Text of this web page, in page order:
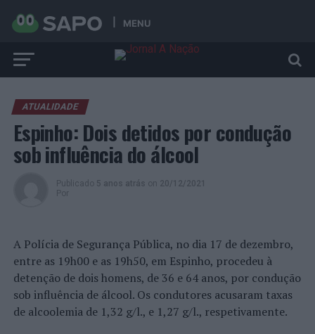
MENU
ATUALIDADE
Espinho: Dois detidos por condução
sob influência do álcool
Publicado 5 anos atrás on 20/12/2021
Por
A Polícia de Segurança Pública, no dia 17 de dezembro,
entre as 19h00 e as 19h50, em Espinho, procedeu à
detenção de dois homens, de 36 e 64 anos, por condução
sob influência de álcool. Os condutores acusaram taxas
de alcoolemia de 1,32 g/l., e 1,27 g/l., respetivamente.